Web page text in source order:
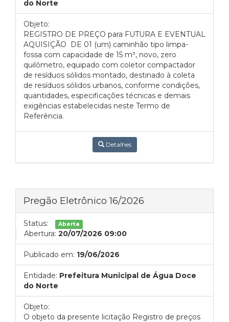
do Norte
Objeto:
REGISTRO DE PREÇO para FUTURA E EVENTUAL
AQUISIÇÃO DE 01 (um) caminhão tipo limpa-
fossa com capacidade de 15 m³, novo, zero
quilômetro, equipado com coletor compactador
de resíduos sólidos montado, destinado à coleta
de resíduos sólidos urbanos, conforme condições,
quantidades, especificações técnicas e demais
exigências estabelecidas neste Termo de
Referência.
Detalhes
Pregão Eletrônico 16/2026
Status: Aberta
Abertura: 20/07/2026 09:00
Publicado em: 19/06/2026
Entidade: Prefeitura Municipal de Água Doce
do Norte
Objeto:
O objeto da presente licitação Registro de preços